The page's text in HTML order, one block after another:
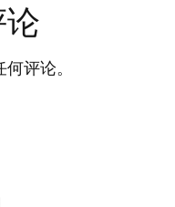
评论。